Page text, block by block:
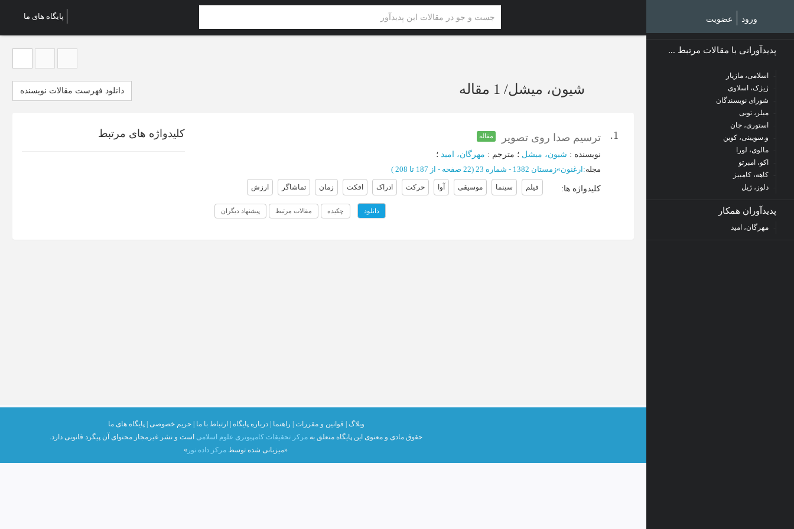
پایگاه های ما ورود عضویت
پدیدآورانی با مقالات مرتبط ...
اسلامی، مازیار
ژیژک، اسلاوی
شورای نویسندگان
میلر، توبی
استوری، جان
و.سویینی، کوین
مالوی، لورا
اکو، امبرتو
کاهه، کامبیز
دلوز، ژیل
پدیدآوران همکار
مهرگان، امید
شیون، میشل/ 1 مقاله دانلود فهرست مقالات نویسنده
1. ترسیم صدا روی تصویر مقاله
نویسنده : شیون، میشل ؛ مترجم : مهرگان، امید ؛
مجله: ارغنون»زمستان 1382 - شماره 23 (‎22 صفحه - از 187 تا 208 )
کلیدواژه ها: فیلم سینما موسیقی آوا حرکت ادراک افکت زمان تماشاگر ارزش
دانلود چکیده مقالات مرتبط پیشنهاد دیگران
کلیدواژه های مرتبط
وبلاگ | قوانین و مقررات | راهنما | درباره پایگاه | ارتباط با ما | حریم خصوصی | پایگاه های ما
حقوق مادی و معنوی اين پايگاه متعلق بهمرکز تحقیقات کامپیوتری علوم اسلامی است و نشر غیرمجاز محتوای آن پیگرد قانونی دارد.
«میزبانی شده توسط مرکز داده نور »